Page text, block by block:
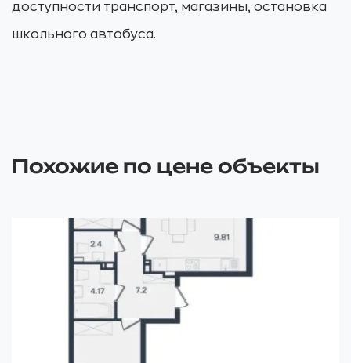
доступности транспорт, магазины, остановка
школьного автобуса.
Похожие по цене объекты